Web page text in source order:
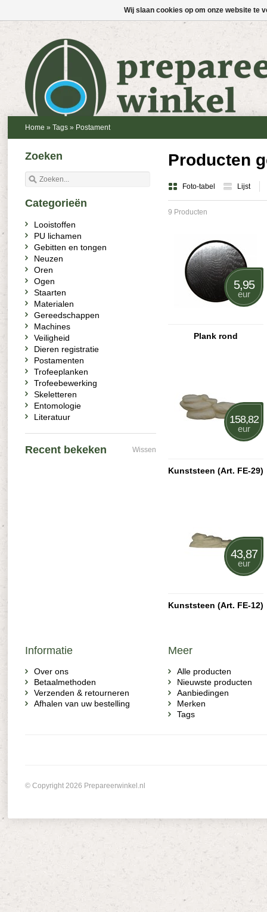
Home » Tags » Postament
Producten
Foto-tabel Lijst
9 Producten
5,95
eur
Plank rond
158,82
eur
Kunststeen (Art. FE-29)
43,87
eur
Kunststeen (Art. FE-12)
Zoeken
Categorieën
Looistoffen
PU lichamen
Gebitten en tongen
Neuzen
Oren
Ogen
Staarten
Materialen
Gereedschappen
Machines
Veiligheid
Dieren registratie
Postamenten
Trofeeplanken
Trofeebewerking
Skeletteren
Entomologie
Literatuur
Recent bekeken Wissen
Informatie
Over ons
Betaalmethoden
Verzenden & retourneren
Afhalen van uw bestelling
Meer
Alle producten
Nieuwste producten
Aanbiedingen
Merken
Tags
© Copyright 2026 Prepareerwinkel.nl
Wij slaan cookies op om onze website te